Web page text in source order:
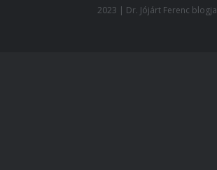
2023 | Dr. Jójárt Ferenc blogja